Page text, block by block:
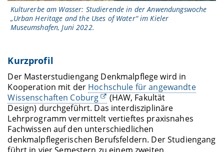
Kulturerbe am Wasser: Studierende in der Anwendungswoche
„Urban Heritage and the Uses of Water“ im Kieler
Museumshafen, Juni 2022.
Kurzprofil
Der Masterstudiengang Denkmalpflege wird in
Kooperation mit der Hochschule für angewandte
Wissenschaften Coburg
(HAW, Fakultät
Design) durchgeführt. Das interdisziplinäre
Lehrprogramm vermittelt vertieftes praxisnahes
Fachwissen auf den unterschiedlichen
denkmalpflegerischen Berufsfeldern. Der Studiengang